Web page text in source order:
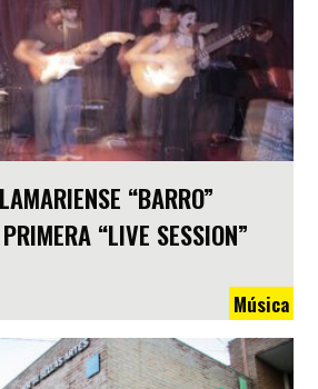
“BARRO”
“LIVE SESSION”
Música